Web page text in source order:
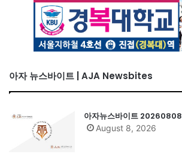
아자 뉴스바이트 | AJA Newsbites
아자뉴스바이트 20260808
August 8, 2026